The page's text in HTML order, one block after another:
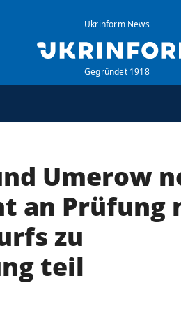
Ukrinform News
Gegründet 1918
Vertraulichkeit
Umerow
an Prüfung
zu
teil